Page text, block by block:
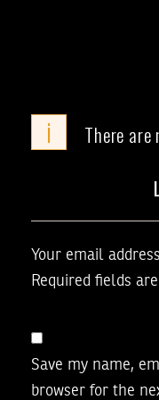
i There are
Your email
Required fields
Save my name,
browser for the